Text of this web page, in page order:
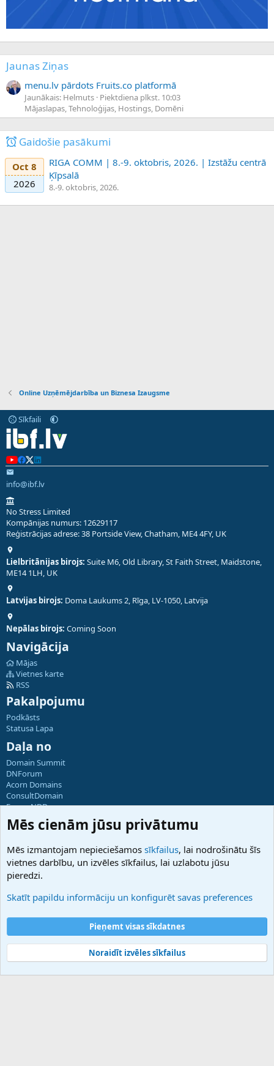
Jaunas Ziņas
menu.lv pārdots Fruits.co platformā
Jaunākais: Helmuts Piektdiena plkst. 10:03
Mājaslapas, Tehnoloģijas, Hostings, Domēni
Gaidošie pasākumi
Oct 8
2026
RIGA COMM | 8.-9. oktobris, 2026. | Izstāžu centrā
Ķīpsalā
8.-9. oktobris, 2026.
Online Uzņēmējdarbība un Biznesa Izaugsme
Sīkfaili
info@ibf.lv
No Stress Limited
Kompānijas numurs: 12629117
Reģistrācijas adrese: 38 Portside View, Chatham, ME4 4FY, UK
Lielbritānijas birojs: Suite M6, Old Library, St Faith Street, Maidstone,
ME14 1LH, UK
Latvijas birojs: Doma Laukums 2, Rīga, LV-1050, Latvija
Nepālas birojs: Coming Soon
Navigācija
Mājas
Vietnes karte
RSS
Pakalpojumu
Podkāsts
Statusa Lapa
Daļa no
Domain Summit
DNForum
Acorn Domains
ConsultDomain
ForumNDD
Domainforum.ro
27.be
Hostmaria
Atbalsts
Palīdzība
Noteikumi un nosacījumi
Privātuma politika
Community platform by XenForo® © 2010-2025 XenForo Ltd.
Mēs cienām jūsu privātumu
Mēs izmantojam nepieciešamos sīkfailus, lai nodrošinātu šīs
vietnes darbību, un izvēles sīkfailus, lai uzlabotu jūsu
pieredzi.
Skatīt papildu informāciju un konfigurēt savas preferences
Pieņemt visas sīkdatnes
Noraidīt izvēles sīkfailus